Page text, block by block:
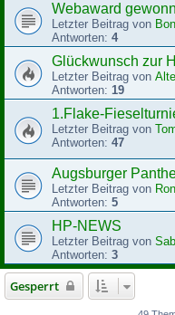
Webaward
Letzter Beitrag von
Antworten: 4
Glückwunsch zur
Letzter Beitrag von
Antworten: 19
1.Flake-
Letzter Beitrag von
Antworten: 47
Augsburger
Letzter Beitrag von
Antworten: 5
HP-NEWS
Letzter Beitrag von
Antworten: 3
Gesperrt